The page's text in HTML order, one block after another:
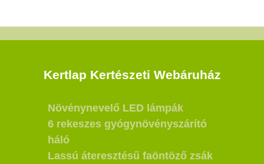
Kertlap Kertészeti Webáruház
Növénynevelő LED lámpák
6 rekeszes gyógynövényszárító
háló
Lassú áteresztésű faöntöző zsák